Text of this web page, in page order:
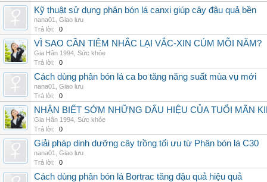
Kỹ thuật sử dụng phân bón lá canxi giúp cây đậu quả bền
nana01
Giao lưu
Trả lời:
0
VÌ SAO CẦN TIÊM NHẮC LẠI VẮC-XIN CÚM MỖI NĂM?
Gia Hân 1994 Sức khỏe
Trả lời:
0
Cách dùng phân bón lá ca bo tăng năng suất mùa vụ mới
nana01
Giao lưu
Trả lời:
0
NHẬN BIẾT SỚM NHỮNG DẤU HIỆU CỦA TUỔI MÃN
Gia Hân 1994 Sức khỏe
Trả lời:
0
Giải pháp dinh dưỡng cây trồng tối ưu từ Phân bón lá C30
nana01
Giao lưu
Trả lời:
0
Cách dùng phân bón lá Bortrac tăng đậu quả hiệu quả